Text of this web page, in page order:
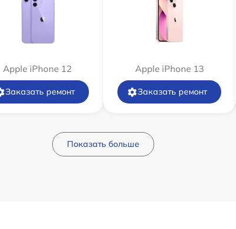
Apple iPhone 12
Заказать ремонт
Apple iPhone 13
Заказать ремонт
Показать больше